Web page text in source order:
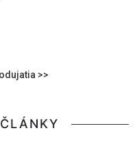
>>